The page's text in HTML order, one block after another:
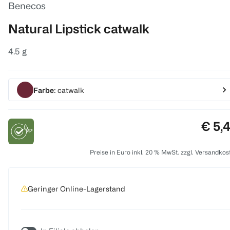
Benecos
Natural Lipstick catwalk
4.5 g
Farbe: catwalk
€
Preise in Euro inkl. 20 % MwSt. zzgl.
Geringer Online-Lagerstand